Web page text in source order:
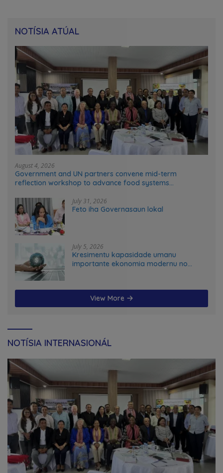
NOTÍSIA ATÚAL
August 4, 2026
Government and UN partners convene mid-term
reflection workshop to advance food systems
July 31, 2026
Feto iha Governasaun lokal
July 5, 2026
Kresimentu kapasidade umanu
importante ekonomia modernu no
View More
NOTÍSIA INTERNASIONÁL